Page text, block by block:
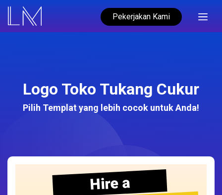
Pekerjakan Kami
Logo Toko Tukang Cukur
Pilih Templat yang lebih cocok untuk Anda!
Hire a